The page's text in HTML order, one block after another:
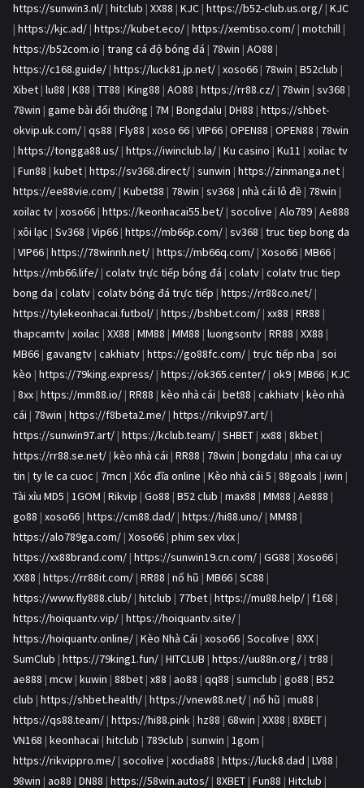
https://sunwin3.nl/ | hitclub | XX88 | KJC | https://b52-club.us.org/ | KJC
| https://kjc.ad/ | https://kubet.eco/ | https://xemtiso.com/ | motchill |
https://b52com.io | trang cá độ bóng đá | 78win | AO88 |
https://c168.guide/ | https://luck81.jp.net/ | xoso66 | 78win | B52club |
Xibet | lu88 | K88 | TT88 | King88 | AO88 | https://rr88.cz/ | 78win | sv368 |
78win | game bài đổi thưởng | 7M | Bongdalu | DH88 | https://shbet-
okvip.uk.com/ | qs88 | Fly88 | xoso 66 | VIP66 | OPEN88 | OPEN88 | 78win
| https://tongga88.us/ | https://iwinclub.la/ | Ku casino | Ku11 | xoilac tv
| Fun88 | kubet | https://sv368.direct/ | sunwin | https://zinmanga.net |
https://ee88vie.com/ | Kubet88 | 78win | sv368 | nhà cái lô đề | 78win |
xoilac tv | xoso66 | https://keonhacai55.bet/ | socolive | Alo789 | Ae888
| xôi lạc | Sv368 | Vip66 | https://mb66p.com/ | sv368 | truc tiep bong da
| VIP66 | https://78winnh.net/ | https://mb66q.com/ | Xoso66 | MB66 |
https://mb66.life/ | colatv trực tiếp bóng đá | colatv | colatv truc tiep
bong da | colatv | colatv bóng đá trực tiếp | https://rr88co.net/ |
https://tylekeonhacai.futbol/ | https://bshbet.com/ | xx88 | RR88 |
thapcamtv | xoilac | XX88 | MM88 | MM88 | luongsontv | RR88 | XX88 |
MB66 | gavangtv | cakhiatv | https://go88fc.com/ | trực tiếp nba | soi
kèo | https://79king.express/ | https://ok365.center/ | ok9 | MB66 | KJC
| 8xx | https://mm88.io/ | RR88 | kèo nhà cái | bet88 | cakhiatv | kèo nhà
cái | 78win | https://f8beta2.me/ | https://rikvip97.art/ |
https://sunwin97.art/ | https://kclub.team/ | SHBET | xx88 | 8kbet |
https://rr88.se.net/ | kèo nhà cái | RR88 | 78win | bongdalu | nha cai uy
tin | ty le ca cuoc | 7mcn | Xóc đĩa online | Kèo nhà cái 5 | 88goals | iwin |
Tài xỉu MD5 | 1GOM | Rikvip | Go88 | B52 club | max88 | MM88 | Ae888 |
go88 | xoso66 | https://cm88.dad/ | https://hi88.uno/ | MM88 |
https://alo789ga.com/ | Xoso66 | phim sex vlxx |
https://xx88brand.com/ | https://sunwin19.cn.com/ | GG88 | Xoso66 |
XX88 | https://rr88it.com/ | RR88 | nổ hũ | MB66 | SC88 |
https://www.fly888.club/ | hitclub | 77bet | https://mu88.help/ | f168 |
https://hoiquantv.vip/ | https://hoiquantv.site/ |
https://hoiquantv.online/ | Kèo Nhà Cái | xoso66 | Socolive | 8XX |
SumClub | https://79king1.fun/ | HITCLUB | https://uu88n.org/ | tr88 |
ae888 | mcw | kuwin | 88bet | x88 | ao88 | qq88 | sumclub | go88 | B52
club | https://shbet.health/ | https://vnew88.net/ | nổ hũ | mu88 |
https://qs88.team/ | https://hi88.pink | hz88 | 68win | XX88 | 8XBET |
VN168 | keonhacai | hitclub | 789club | sunwin | 1gom |
https://rikvippro.me/ | socolive | xocdia88 | https://luck8.dad | LV88 |
98win | ao88 | DN88 | https://58win.autos/ | 8XBET | Fun88 | Hitclub |